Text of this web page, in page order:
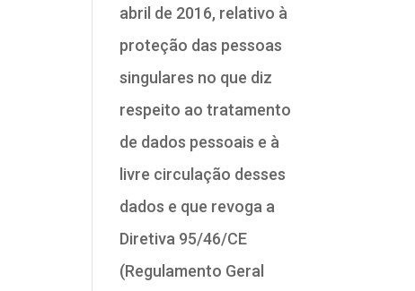
abril de 2016, relativo à
proteção das pessoas
singulares no que diz
respeito ao tratamento
de dados pessoais e à
livre circulação desses
dados e que revoga a
Diretiva 95/46/CE
(Regulamento Geral